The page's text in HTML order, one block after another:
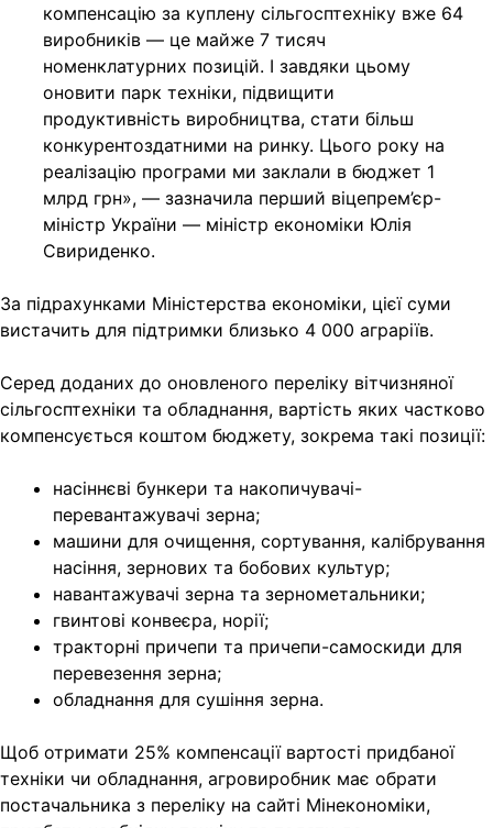
компенсацію за куплену сільгосптехніку вже 64
виробників — це майже 7 тисяч
номенклатурних позицій. І завдяки цьому
оновити парк техніки, підвищити
продуктивність виробництва, стати більш
конкурентоздатними на ринку. Цього року на
реалізацію програми ми заклали в бюджет 1
млрд грн», — зазначила перший віцепрем’єр-
міністр України — міністр економіки Юлія
Свириденко.
За підрахунками Міністерства економіки, цієї суми
вистачить для підтримки близько 4 000 аграріїв.
Серед доданих до оновленого переліку вітчизняної
сільгосптехніки та обладнання, вартість яких частково
компенсується коштом бюджету, зокрема такі позиції:
насіннєві бункери та накопичувачі-
перевантажувачі зерна;
машини для очищення, сортування, калібрування
насіння, зернових та бобових культур;
навантажувачі зерна та зернометальники;
гвинтові конвеєра, норії;
тракторні причепи та причепи-самоскиди для
перевезення зерна;
обладнання для сушіння зерна.
Щоб отримати 25% компенсації вартості придбаної
техніки чи обладнання, агровиробник має обрати
постачальника з переліку на сайті Мінекономіки,